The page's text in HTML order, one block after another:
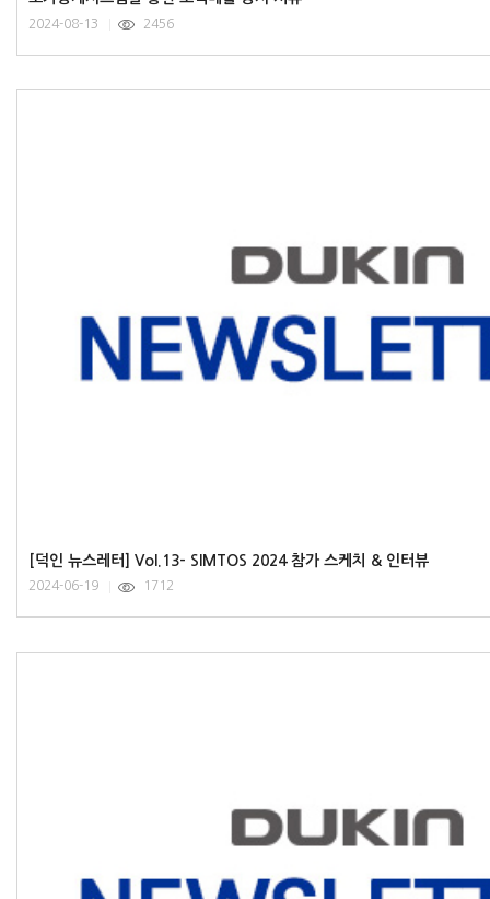
2024-08-13 2456
[덕인 뉴스레터] Vol.13- SIMTOS 2024 참가 스케치 & 인터뷰
2024-06-19 1712